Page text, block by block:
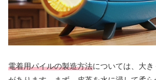
電着用パイルの製造方法については、大